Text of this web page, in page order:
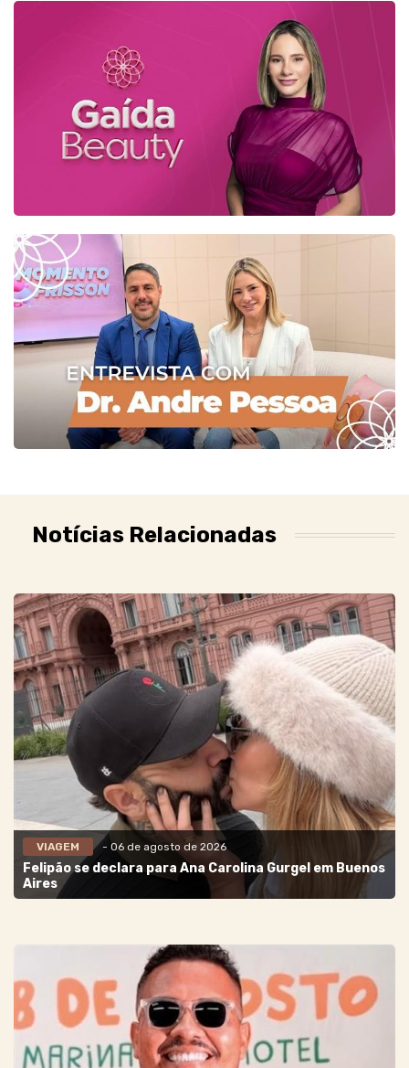
Notícias Relacionadas
VIAGEM - 06 de agosto de 2026
Felipão se declara para Ana Carolina Gurgel em Buenos
Aires